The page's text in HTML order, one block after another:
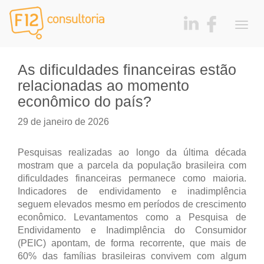
As dificuldades financeiras estão
relacionadas ao momento
econômico do país?
29 de janeiro de 2026
Pesquisas realizadas ao longo da última década
mostram que a parcela da população brasileira com
dificuldades financeiras permanece como maioria.
Indicadores de endividamento e inadimplência
seguem elevados mesmo em períodos de crescimento
econômico. Levantamentos como a Pesquisa de
Endividamento e Inadimplência do Consumidor
(PEIC) apontam, de forma recorrente, que mais de
60% das famílias brasileiras convivem com algum